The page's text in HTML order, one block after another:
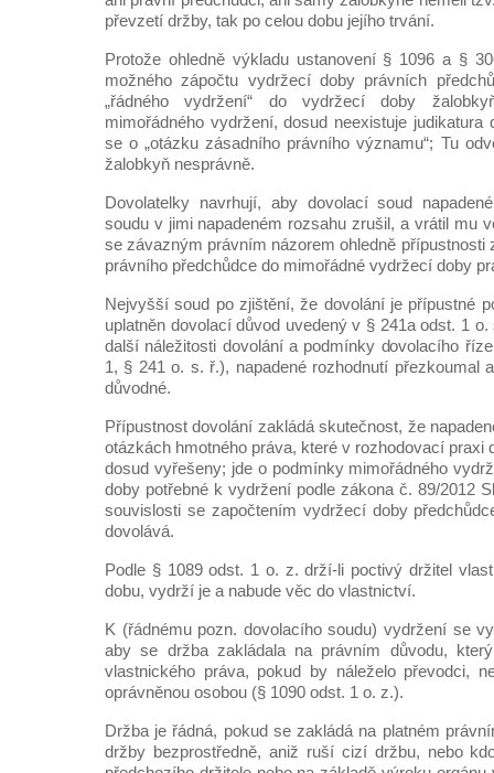
převzetí držby, tak po celou dobu jejího trvání.
Protože ohledně výkladu ustanovení § 1096 a §
možného zápočtu vydržecí doby právních
„řádného vydržení“ do vydržecí doby
mimořádného vydržení, dosud neexistuje judikatura
se o „otázku zásadního právního významu“; Tu
žalobkyň nesprávně.
Dovolatelky navrhují, aby dovolací soud
soudu v jimi napadeném rozsahu zrušil, a vrátil mu
se závazným právním názorem ohledně přípustnosti
právního předchůdce do mimořádné vydržecí doby
Nejvyšší soud po zjištění, že dovolání je přípustné
uplatněn dovolací důvod uvedený v § 241a odst. 1
další náležitosti dovolání a podmínky dovolacího
1, § 241 o. s. ř.), napadené rozhodnutí přezkoumal
důvodné.
Přípustnost dovolání zakládá skutečnost, že
otázkách hmotného práva, které v rozhodovací praxi
dosud vyřešeny; jde o podmínky mimořádného
doby potřebné k vydržení podle zákona č. 89/2012
souvislosti se započtením vydržecí doby
dovolává.
Podle § 1089 odst. 1 o. z. drží-li poctivý držitel
dobu, vydrží je a nabude věc do vlastnictví.
K (řádnému pozn. dovolacího soudu) vydržení se
aby se držba zakládala na právním důvodu,
vlastnického práva, pokud by náleželo převodci,
oprávněnou osobou (§ 1090 odst. 1 o. z.).
Držba je řádná, pokud se zakládá na platném
držby bezprostředně, aniž ruší cizí držbu, nebo